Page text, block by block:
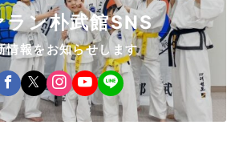
ラン朴武館SNS
情報をお知らせします